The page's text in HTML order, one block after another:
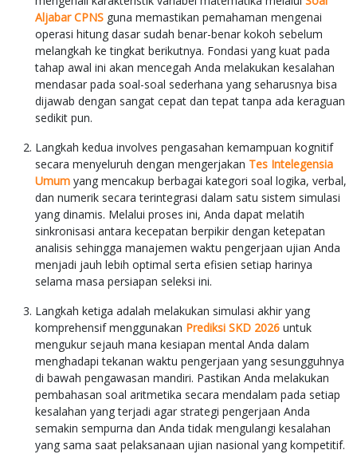
Aljabar CPNS guna memastikan pemahaman mengenai
operasi hitung dasar sudah benar-benar kokoh sebelum
melangkah ke tingkat berikutnya. Fondasi yang kuat pada
tahap awal ini akan mencegah Anda melakukan kesalahan
mendasar pada soal-soal sederhana yang seharusnya bisa
dijawab dengan sangat cepat dan tepat tanpa ada keraguan
sedikit pun.
Langkah kedua involves pengasahan kemampuan kognitif
secara menyeluruh dengan mengerjakan Tes Intelegensia
Umum yang mencakup berbagai kategori soal logika, verbal,
dan numerik secara terintegrasi dalam satu sistem simulasi
yang dinamis. Melalui proses ini, Anda dapat melatih
sinkronisasi antara kecepatan berpikir dengan ketepatan
analisis sehingga manajemen waktu pengerjaan ujian Anda
menjadi jauh lebih optimal serta efisien setiap harinya
selama masa persiapan seleksi ini.
Langkah ketiga adalah melakukan simulasi akhir yang
komprehensif menggunakan Prediksi SKD 2026 untuk
mengukur sejauh mana kesiapan mental Anda dalam
menghadapi tekanan waktu pengerjaan yang sesungguhnya
di bawah pengawasan mandiri. Pastikan Anda melakukan
pembahasan soal aritmetika secara mendalam pada setiap
kesalahan yang terjadi agar strategi pengerjaan Anda
semakin sempurna dan Anda tidak mengulangi kesalahan
yang sama saat pelaksanaan ujian nasional yang kompetitif.